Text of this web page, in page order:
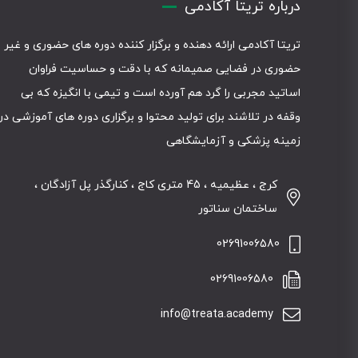
درباره تریتا آکادمی
تریتا آکادمی ارائه دهنده و برگزار کننده دوره های حضوری و غیر
حضوری در فضایی صمیمانه که با دقت و حساسیت فراوان
اساتید مجربی را گرد هم آورده است و تیمی با انگیزه که بی
وقفه در تلاشند برای تولید محتوا و برگزاری دوره های آموزشی
زمینه پزشکی و آزمایشگاهی
کرج ، عظیمیه ، 45 متری کاج ، کنارگذر پل آزادگان ،
ساختمان سناتور
02691006580
02691006580
info@treata.academy